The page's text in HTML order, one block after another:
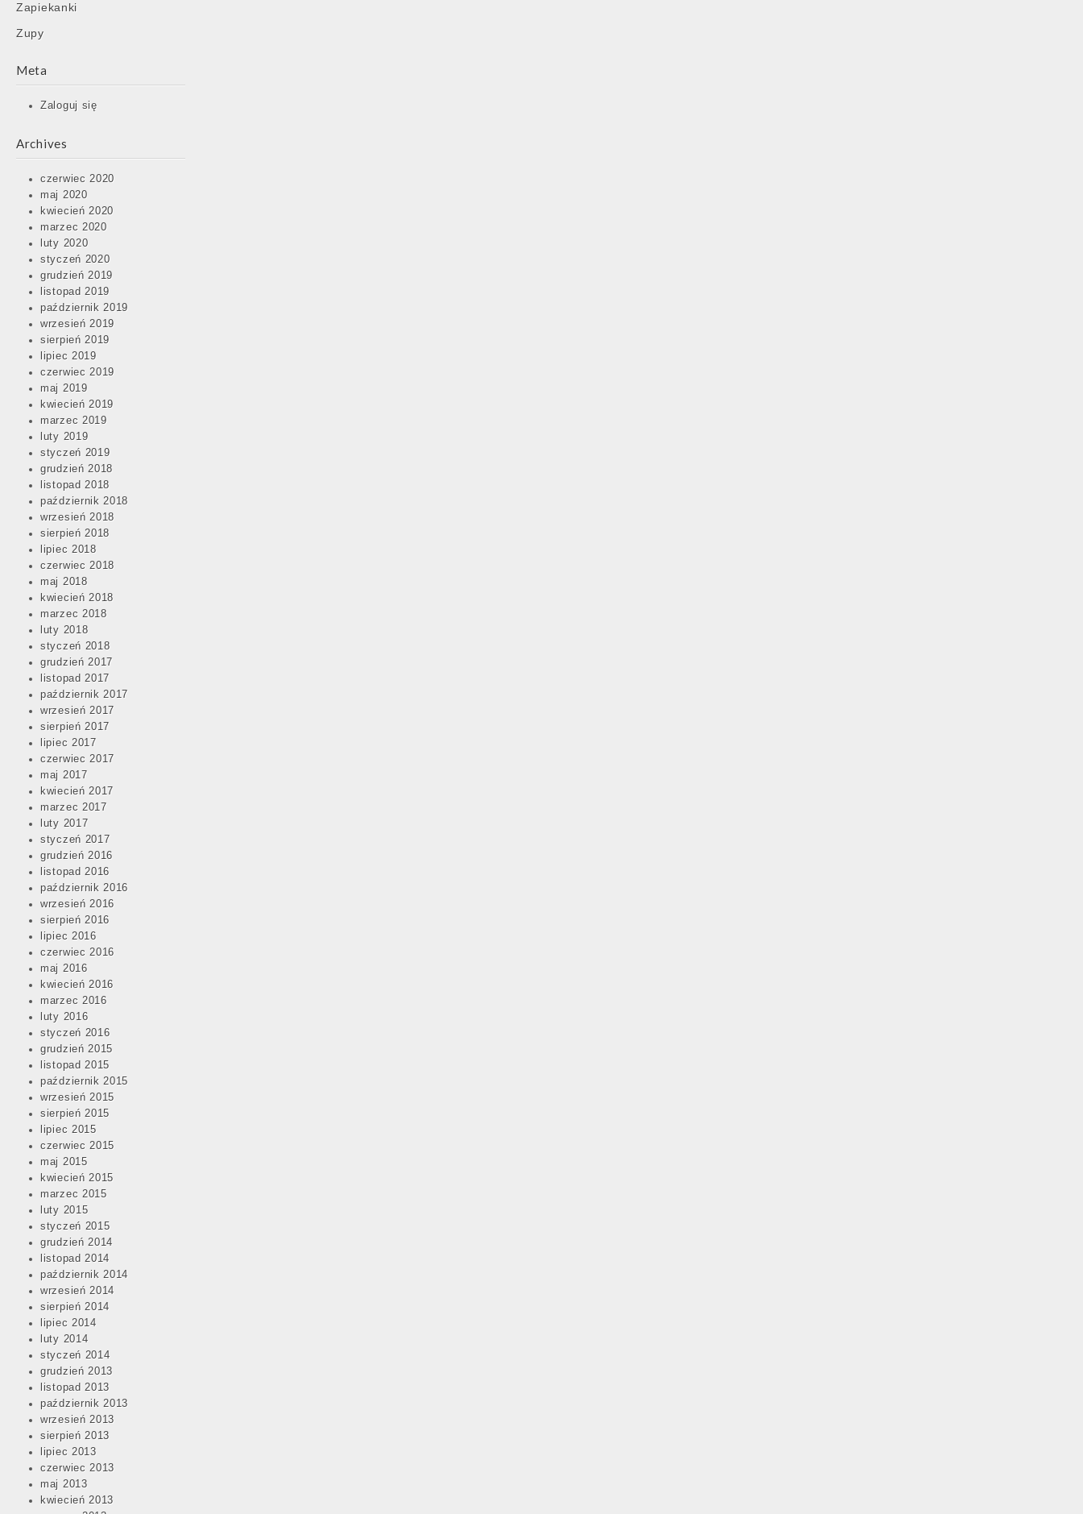
Zapiekanki
Zupy
Meta
Zaloguj się
Archives
czerwiec 2020
maj 2020
kwiecień 2020
marzec 2020
luty 2020
styczeń 2020
grudzień 2019
listopad 2019
październik 2019
wrzesień 2019
sierpień 2019
lipiec 2019
czerwiec 2019
maj 2019
kwiecień 2019
marzec 2019
luty 2019
styczeń 2019
grudzień 2018
listopad 2018
październik 2018
wrzesień 2018
sierpień 2018
lipiec 2018
czerwiec 2018
maj 2018
kwiecień 2018
marzec 2018
luty 2018
styczeń 2018
grudzień 2017
listopad 2017
październik 2017
wrzesień 2017
sierpień 2017
lipiec 2017
czerwiec 2017
maj 2017
kwiecień 2017
marzec 2017
luty 2017
styczeń 2017
grudzień 2016
listopad 2016
październik 2016
wrzesień 2016
sierpień 2016
lipiec 2016
czerwiec 2016
maj 2016
kwiecień 2016
marzec 2016
luty 2016
styczeń 2016
grudzień 2015
listopad 2015
październik 2015
wrzesień 2015
sierpień 2015
lipiec 2015
czerwiec 2015
maj 2015
kwiecień 2015
marzec 2015
luty 2015
styczeń 2015
grudzień 2014
listopad 2014
październik 2014
wrzesień 2014
sierpień 2014
lipiec 2014
luty 2014
styczeń 2014
grudzień 2013
listopad 2013
październik 2013
wrzesień 2013
sierpień 2013
lipiec 2013
czerwiec 2013
maj 2013
kwiecień 2013